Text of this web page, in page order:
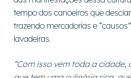
tempo dos canoeiros que
trazendo mercadorias e
lavadeiras.
“Com isso vem toda a cidade,